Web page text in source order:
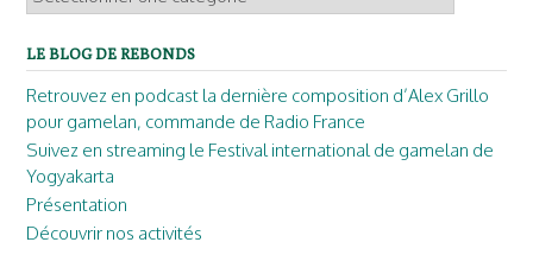
LE BLOG DE REBONDS
Retrouvez en podcast la dernière composition d’Alex Grillo
pour gamelan, commande de Radio France
Suivez en streaming le Festival international de gamelan de
Yogyakarta
Présentation
Découvrir nos activités